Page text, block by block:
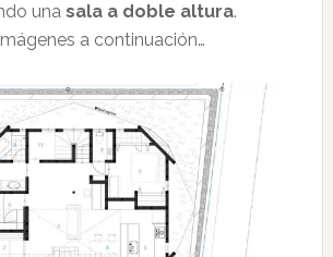
una sala a doble altura.
a continuación…